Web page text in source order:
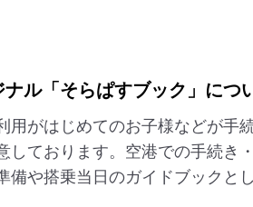
ル「そらぱすブック」につ
用がはじめてのお子様などが手
しております。空港での手続き
備や搭乗当日のガイドブックと